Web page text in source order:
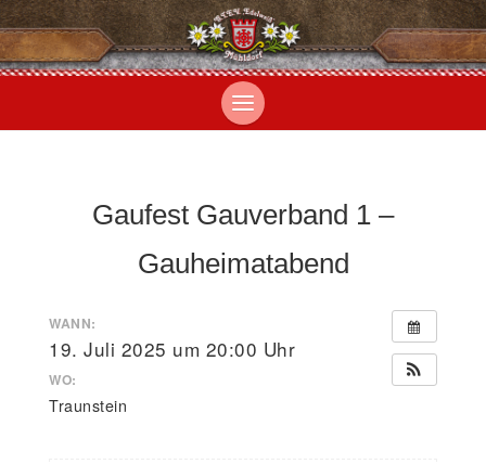
Gaufest Gauverband 1 –
Gauheimatabend
WANN:
19. Juli 2025 um 20:00 Uhr
WO:
Traunstein